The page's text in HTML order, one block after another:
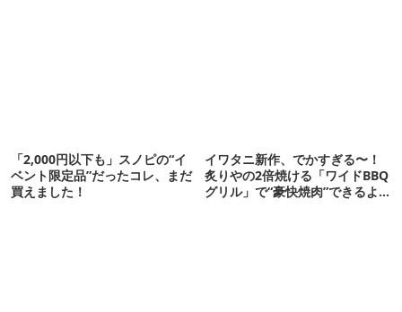
「2,000円以下も」スノピの“イ
ベント限定品”だったコレ、まだ
買えました！
イワタニ新作、でかすぎる〜！
炙りやの2倍焼ける「ワイドBBQ
グリル」で“豪快焼肉”できるよ